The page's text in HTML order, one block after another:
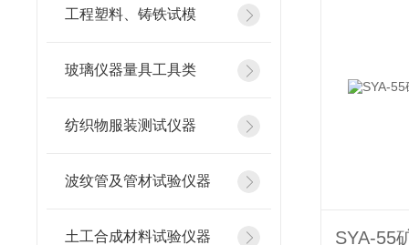
工程塑料、铸铁试模
玻璃仪器量具工具类
纺织物服装测试仪器
波纹管及管材试验仪器
土工合成材料试验仪器